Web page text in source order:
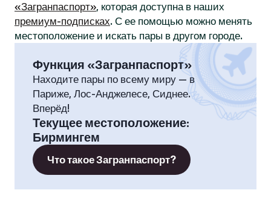
«Загранпаспорт», которая доступна в наших
премиум-подписках. С ее помощью можно менять
местоположение и искать пары в другом городе.
Функция «Загранпаспорт»
Находите пары по всему миру — в
Париже, Лос-Анджелесе, Сиднее.
Вперёд!
Текущее местоположение:
Бирмингем
Что такое Загранпаспорт?